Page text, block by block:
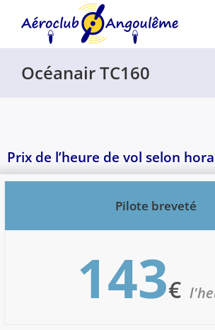
Océanair TC160
Prix de l’heure de vol selon
Pilote breveté
143€